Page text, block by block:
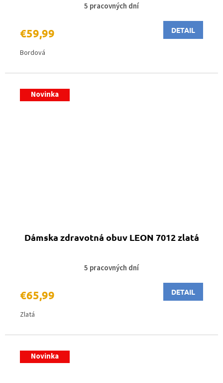
5 pracovných dní
€59,99 DETAIL
Bordová
Novinka
Dámska zdravotná obuv LEON 7012 zlatá
5 pracovných dní
€65,99 DETAIL
Zlatá
Novinka